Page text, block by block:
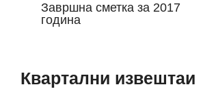
Завршна сметка за 2017
година
Квартални извештаи